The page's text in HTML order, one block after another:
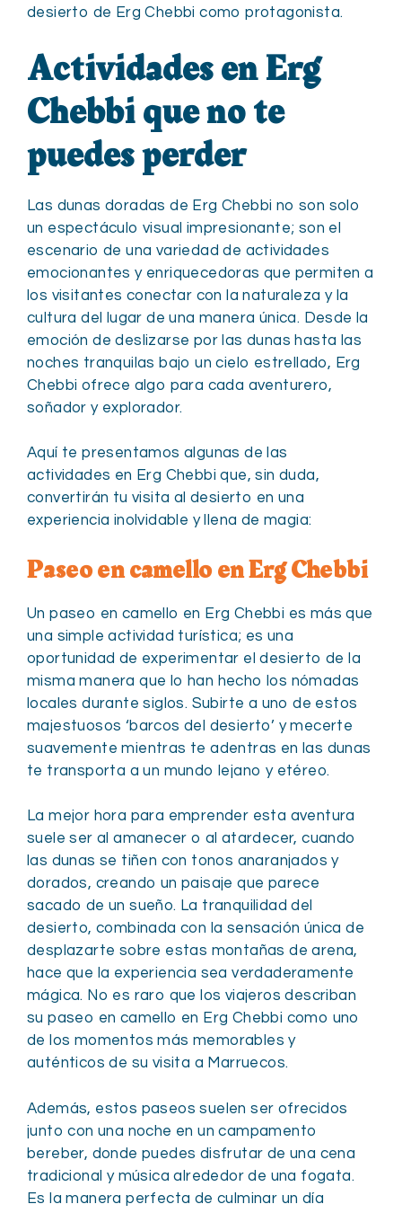
desierto de Erg Chebbi como protagonista.
Actividades en Erg
Chebbi que no te
puedes perder
Las dunas doradas de Erg Chebbi no son solo
un espectáculo visual impresionante; son el
escenario de una variedad de actividades
emocionantes y enriquecedoras que permiten a
los visitantes conectar con la naturaleza y la
cultura del lugar de una manera única. Desde la
emoción de deslizarse por las dunas hasta las
noches tranquilas bajo un cielo estrellado, Erg
Chebbi ofrece algo para cada aventurero,
soñador y explorador.
Aquí te presentamos algunas de las
actividades en Erg Chebbi que, sin duda,
convertirán tu visita al desierto en una
experiencia inolvidable y llena de magia:
Paseo en camello en Erg Chebbi
Un paseo en camello en Erg Chebbi es más que
una simple actividad turística; es una
oportunidad de experimentar el desierto de la
misma manera que lo han hecho los nómadas
locales durante siglos. Subirte a uno de estos
majestuosos ‘barcos del desierto’ y mecerte
suavemente mientras te adentras en las dunas
te transporta a un mundo lejano y etéreo.
La mejor hora para emprender esta aventura
suele ser al amanecer o al atardecer, cuando
las dunas se tiñen con tonos anaranjados y
dorados, creando un paisaje que parece
sacado de un sueño. La tranquilidad del
desierto, combinada con la sensación única de
desplazarte sobre estas montañas de arena,
hace que la experiencia sea verdaderamente
mágica. No es raro que los viajeros describan
su paseo en camello en Erg Chebbi como uno
de los momentos más memorables y
auténticos de su visita a Marruecos.
Además, estos paseos suelen ser ofrecidos
junto con una noche en un campamento
bereber, donde puedes disfrutar de una cena
tradicional y música alrededor de una fogata.
Es la manera perfecta de culminar un día